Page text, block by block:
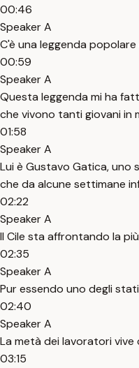
00:46
Speaker A
C'è una leggenda
00:59
Speaker A
Questa leggenda mi ha
che vivono tanti giovani in
01:58
Speaker A
Lui è Gustavo Gatica, uno
che da alcune settimane
02:22
Speaker A
Il Cile sta affrontando la
02:35
Speaker A
Pur essendo uno degli
02:40
Speaker A
La metà dei lavoratori
03:15